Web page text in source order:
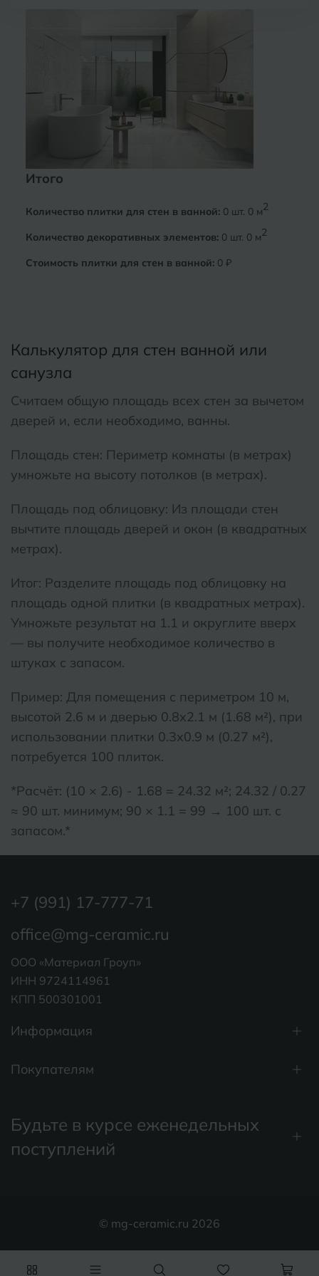
Итого
Количество плитки для стен в ванной: 0шт. 0м2
Количество декоративных элементов: 0шт. 0м2
Стоимость плитки для стен в ванной: 0 ₽
Калькулятор для стен ванной или
санузла
Считаем общую площадь всех стен за вычетом
дверей и, если необходимо, ванны.
Площадь стен: Периметр комнаты (в метрах)
умножьте на высоту потолков (в метрах).
Площадь под облицовку: Из площади стен
вычтите площадь дверей и окон (в квадратных
метрах).
Итог: Разделите площадь под облицовку на
площадь одной плитки (в квадратных метрах).
Умножьте результат на 1.1 и округлите вверх
— вы получите необходимое количество в
штуках с запасом.
Пример: Для помещения с периметром 10 м,
высотой 2.6 м и дверью 0.8х2.1 м (1.68 м²), при
использовании плитки 0.3х0.9 м (0.27 м²),
потребуется 100 плиток.
*Расчёт: (10 × 2.6) - 1.68 = 24.32 м²; 24.32 / 0.27
≈ 90 шт. минимум; 90 × 1.1 = 99 → 100 шт. с
запасом.*
Информация
Покупателям
+7 (991) 17-777-71
office@mg-ceramic.ru
ООО «Материал Гроуп»
ИНН 9724114961
КПП 500301001
Будьте в курсе еженедельных
поступлений
© mg-ceramic.ru 2026
Челябинск
Энгельс